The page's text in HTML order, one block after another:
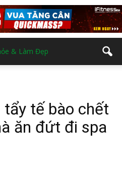
tế bào chết
ăn đứt đi spa